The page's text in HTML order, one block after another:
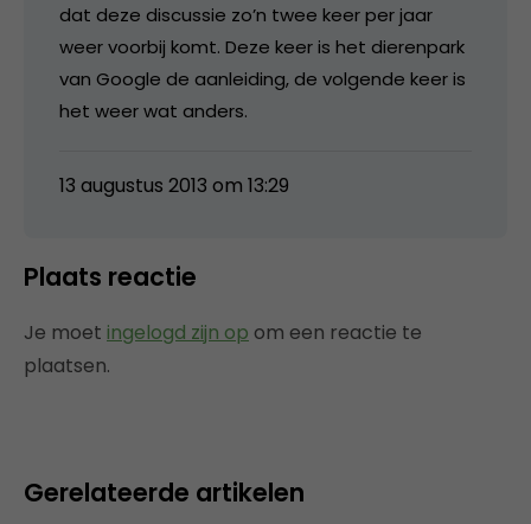
dat deze discussie zo’n twee keer per jaar
weer voorbij komt. Deze keer is het dierenpark
van Google de aanleiding, de volgende keer is
het weer wat anders.
13 augustus 2013 om 13:29
Plaats reactie
Je moet ingelogd zijn op om een reactie te
plaatsen.
Gerelateerde artikelen